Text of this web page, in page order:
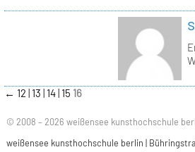
← 12 13 14 15 16
© 2008 – 2026 weißensee kunsthochschule
weißensee kunsthochschule berlin |